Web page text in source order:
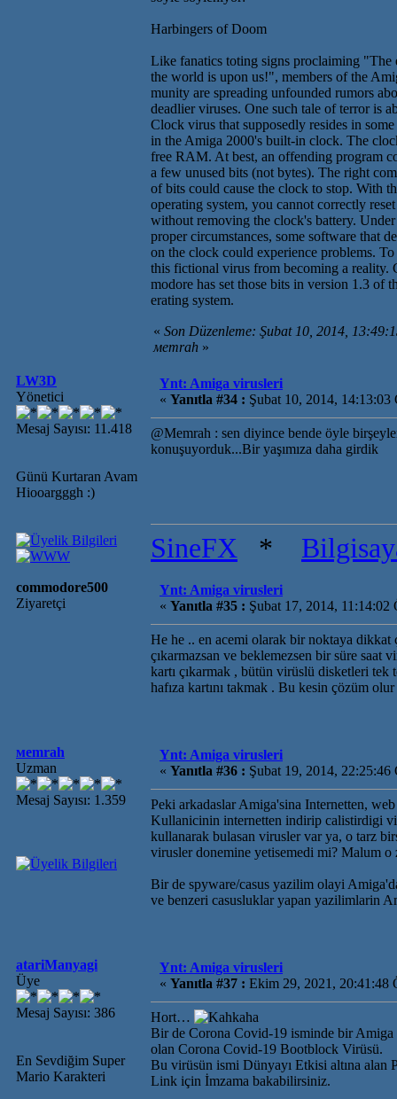
Harbingers of Doom
Like fanatics toting signs proclaiming "The
the world is upon us!", members of the
munity are spreading unfounded rumors
deadlier viruses. One such tale of terror is
Clock virus that supposedly resides in
in the Amiga 2000's built-in clock. The
free RAM. At best, an offending program
a few unused bits (not bytes). The right
of bits could cause the clock to stop. With
operating system, you cannot correctly
without removing the clock's battery. Under
proper circumstances, some software that
on the clock could experience problems.
this fictional virus from becoming a reality.
modore has set those bits in version 1.3 of
erating system.
« Son Düzenleme: Şubat 10, 2014,
мemrah »
LW3D
Yönetici
Mesaj Sayısı: 11.418
Günü Kurtaran Avam
Hiooargggh :)
Ynt: Amiga virusleri
« Yanıtla #34 : Şubat 10, 2014, 14:13:03
@Memrah : sen diyince bende öyle
konuşuyorduk...Bir yaşımıza daha girdik
SineFX *
commodore500
Ziyaretçi
Ynt: Amiga virusleri
« Yanıtla #35 : Şubat 17, 2014, 11:14:02
He he .. en acemi olarak bir noktaya
çıkarmazsan ve beklemezsen bir süre saat
kartı çıkarmak , bütün virüslü disketleri tek
hafıza kartını takmak . Bu kesin çözüm olur
мemrah
Uzman
Mesaj Sayısı: 1.359
Ynt: Amiga virusleri
« Yanıtla #36 : Şubat 19, 2014, 22:25:46
Peki arkadaslar Amiga'sina Internetten,
Kullanicinin internetten indirip calistirdigi
kullanarak bulasan virusler var ya, o tarz
virusler donemine yetisemedi mi? Malum
Bir de spyware/casus yazilim olayi
ve benzeri casusluklar yapan yazilimlarin
atariManyagi
Üye
Mesaj Sayısı: 386
En Sevdiğim Super
Mario Karakteri
Ynt: Amiga virusleri
« Yanıtla #37 : Ekim 29, 2021, 20:41:48
Hort…
Bir de Corona Covid-19 isminde bir
olan Corona Covid-19 Bootblock Virüsü.
Bu virüsün ismi Dünyayı Etkisi altına alan
Link için İmzama bakabilirsiniz.